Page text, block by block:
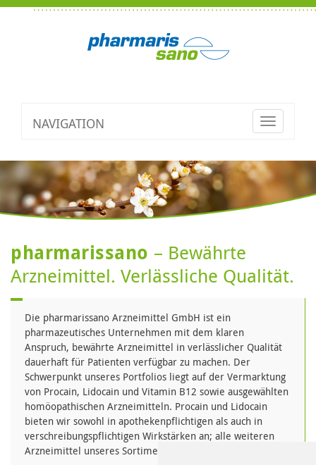
NAVIGATION
Toggle
pharmarissano – Bewährte
Arzneimittel. Verlässliche Qualität.
Die pharmarissano Arzneimittel GmbH ist ein
pharmazeutisches Unternehmen mit dem klaren
Anspruch, bewährte Arzneimittel in verlässlicher Qualität
dauerhaft für Patienten verfügbar zu machen. Der
Schwerpunkt unseres Portfolios liegt auf der Vermarktung
von Procain, Lidocain und Vitamin B12 sowie ausgewählten
homöopathischen Arzneimitteln. Procain und Lidocain
bieten wir sowohl in apothekenpflichtigen als auch in
verschreibungspflichtigen Wirkstärken an; alle weiteren
Arzneimittel unseres Sortiments sind apothekenpflichtig.